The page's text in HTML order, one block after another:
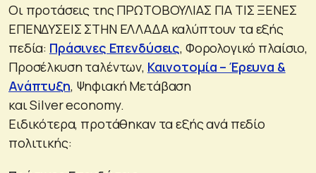
Οι προτάσεις της ΠΡΩΤΟΒΟΥΛΙΑΣ ΓΙΑ ΤΙΣ ΞΕΝΕΣ
ΕΠΕΝΔΥΣΕΙΣ ΣΤΗΝ ΕΛΛΑΔΑ καλύπτουν τα εξής
πεδία: Πράσινες Επενδύσεις, Φορολογικό πλαίσιο,
Προσέλκυση ταλέντων, Καινοτομία – Έρευνα &
Ανάπτυξη, Ψηφιακή Μετάβαση
και Silver economy.
Ειδικότερα, προτάθηκαν τα εξής ανά πεδίο
πολιτικής: